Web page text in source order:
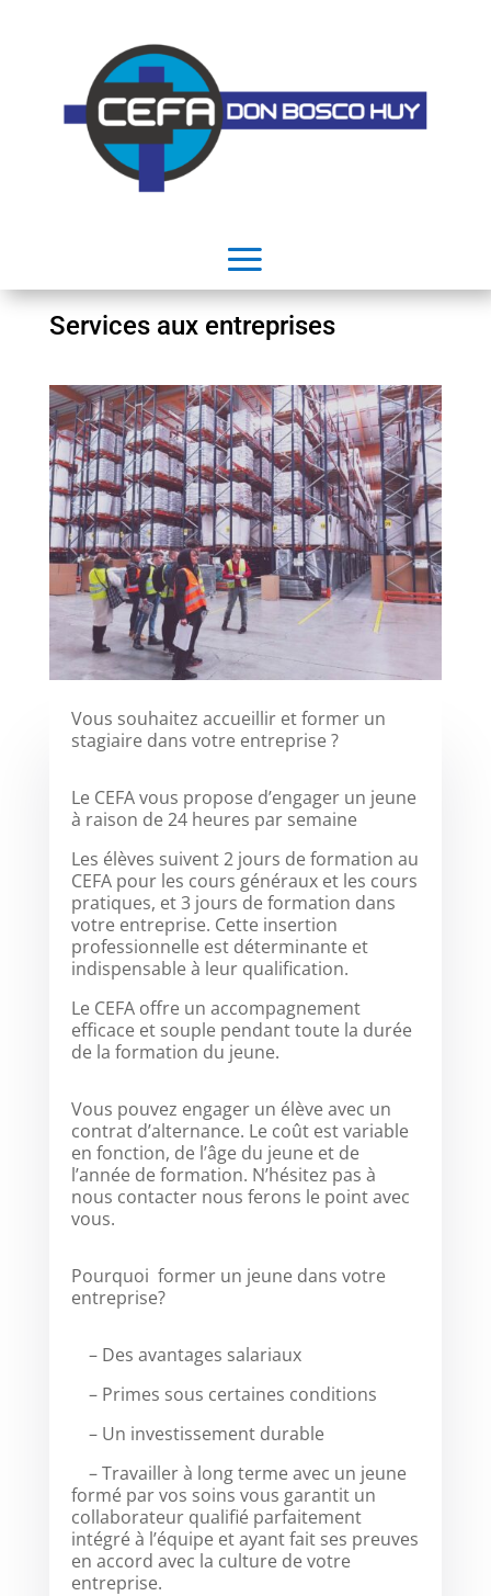
Services aux entreprises
Vous souhaitez accueillir et former un
stagiaire dans votre entreprise ?
Le CEFA vous propose d’engager un jeune
à raison de 24 heures par semaine
Les élèves suivent 2 jours de formation au
CEFA pour les cours généraux et les cours
pratiques, et 3 jours de formation dans
votre entreprise. Cette insertion
professionnelle est déterminante et
indispensable à leur qualification.
Le CEFA offre un accompagnement
efficace et souple pendant toute la durée
de la formation du jeune.
Vous pouvez engager un élève avec un
contrat d’alternance. Le coût est variable
en fonction, de l’âge du jeune et de
l’année de formation. N’hésitez pas à
nous contacter nous ferons le point avec
vous.
Pourquoi former un jeune dans votre
entreprise?
– Des avantages salariaux
– Primes sous certaines conditions
– Un investissement durable
– Travailler à long terme avec un jeune
formé par vos soins vous garantit un
collaborateur qualifié parfaitement
intégré à l’équipe et ayant fait ses preuves
en accord avec la culture de votre
entreprise.